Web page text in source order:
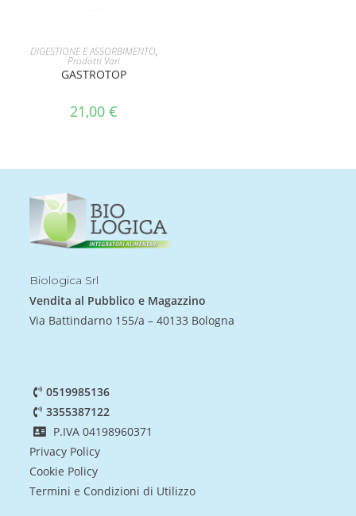
AGGIUNGI AL CARRELLO
DIGESTIONE E ASSORBIMENTO,
Prodotti Vari
GASTROTOP
21,00€
Biologica Srl
Vendita al Pubblico e Magazzino
Via Battindarno 155/a – 40133 Bologna
0519985136
3355387122
P.IVA 04198960371
Privacy Policy
Cookie Policy
Termini e Condizioni di Utilizzo